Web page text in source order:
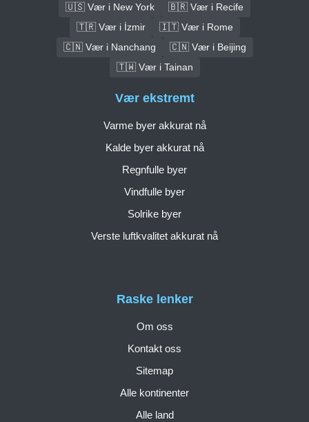
🇺🇸 Vær i New York
🇧🇷 Vær i Recife
🇹🇷 Vær i İzmir
🇮🇹 Vær i Rome
🇨🇳 Vær i Nanchang
🇨🇳 Vær i Beijing
🇹🇼 Vær i Tainan
Raske lenker
Om oss
Kontakt oss
Sitemap
Alle kontinenter
Alle land
Vær ekstremt
Varme byer akkurat nå
Kalde byer akkurat nå
Regnfulle byer
Vindfulle byer
Solrike byer
Verste luftkvalitet akkurat nå